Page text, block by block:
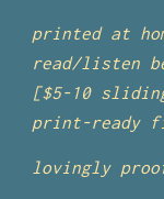
printed at
read/listen
[$5-10
print-ready
lovingly